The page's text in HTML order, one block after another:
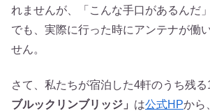
れませんが、「こんな手口があるんだ
でも、実際に行った時にアンテナが働
せん。
さて、私たちが宿泊した4軒のうち残る
ブルックリンブリッジ」 は公式HPから